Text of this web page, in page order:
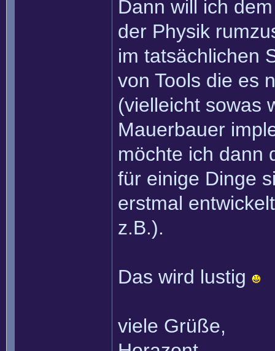
Dann will ich
der Physik
im tatsächlichen
von Tools die es
(vielleicht sowas
Mauerbauer
möchte ich dann
für einige Dinge
erstmal
z.B.).
Das wird lustig
viele Grüße,